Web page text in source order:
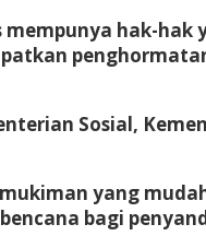
hak-hak
Sosial,
yang
bagi